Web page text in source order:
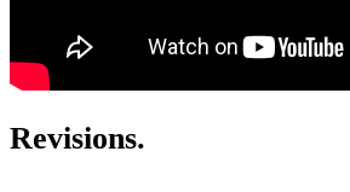
Revisions.